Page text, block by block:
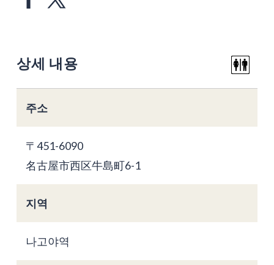
상세 내용
주소
〒451-6090
名古屋市西区牛島町6-1
지역
나고야역